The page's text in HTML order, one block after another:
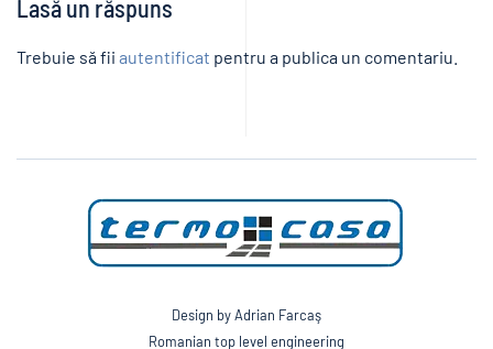
Lasă un răspuns
Trebuie să fii autentificat pentru a publica un comentariu.
Design by Adrian Farcaş
Romanian top level engineering